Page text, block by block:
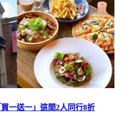
一送一」這間2人同行8折